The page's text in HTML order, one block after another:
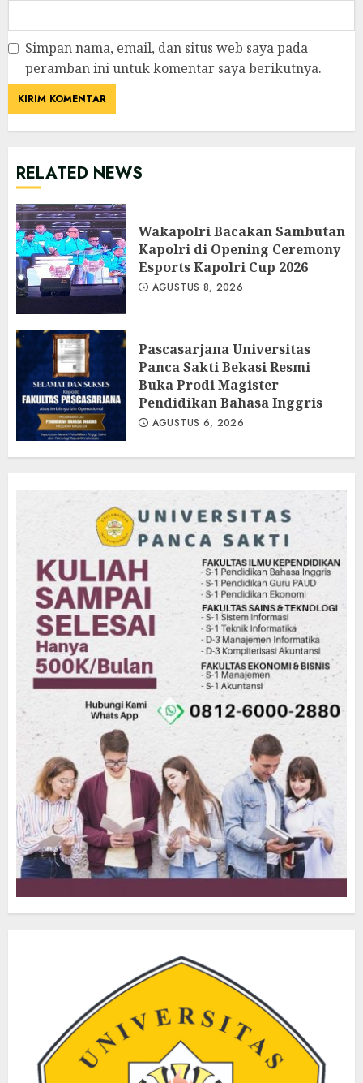
Simpan nama, email, dan situs web saya pada
peramban ini untuk komentar saya berikutnya.
RELATED NEWS
Wakapolri Bacakan Sambutan
Kapolri di Opening Ceremony
Esports Kapolri Cup 2026
AGUSTUS 8, 2026
Pascasarjana Universitas
Panca Sakti Bekasi Resmi
Buka Prodi Magister
Pendidikan Bahasa Inggris
AGUSTUS 6, 2026